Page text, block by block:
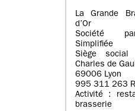
La Grande
d’Or
Société
Simplifiée
Siège
Charles de
69006 Lyon
995 311 263
Activité :
brasserie